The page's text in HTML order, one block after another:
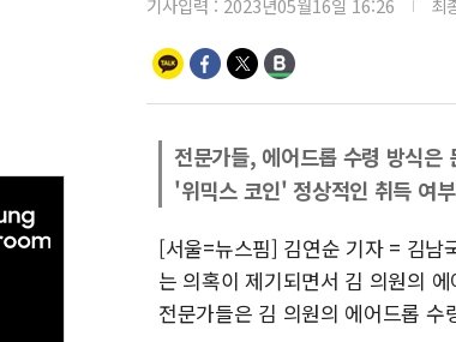
기사입력 : 2023년05월16일 16:26 최
전문가들, 에어드롭 수령 방식은
'위믹스 코인' 정상적인 취득 여
[서울=뉴스핌] 김연순 기자 = 김남
는 의혹이 제기되면서 김 의원의
전문가들은 김 의원의 에어드롭